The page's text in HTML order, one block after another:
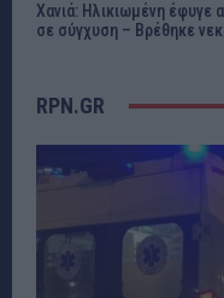
Χανιά: Ηλικιωμένη έφυγε
σε σύγχυση – Βρέθηκε
RPN.GR